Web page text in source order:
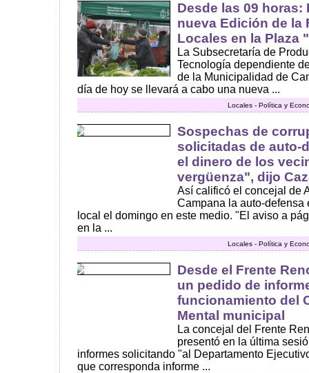
Desde las 09 horas:
nueva Edición de la
Locales en la Plaza
La Subsecretaría de
Tecnología dependiente
de la Municipalidad de
día de hoy se llevará a cabo una nueva ...
Locales - Política y
Sospechas de
solicitadas de auto-
el dinero de los
vergüenza", dijo
Así calificó el concejal de
Campana la auto-
local el domingo en este medio. "El aviso a
en la ...
Locales - Política y
Desde el Frente
un pedido de
funcionamiento del
Mental municipal
La concejal del Frente
presentó en la última
informes solicitando "al Departamento
que corresponda informe ...